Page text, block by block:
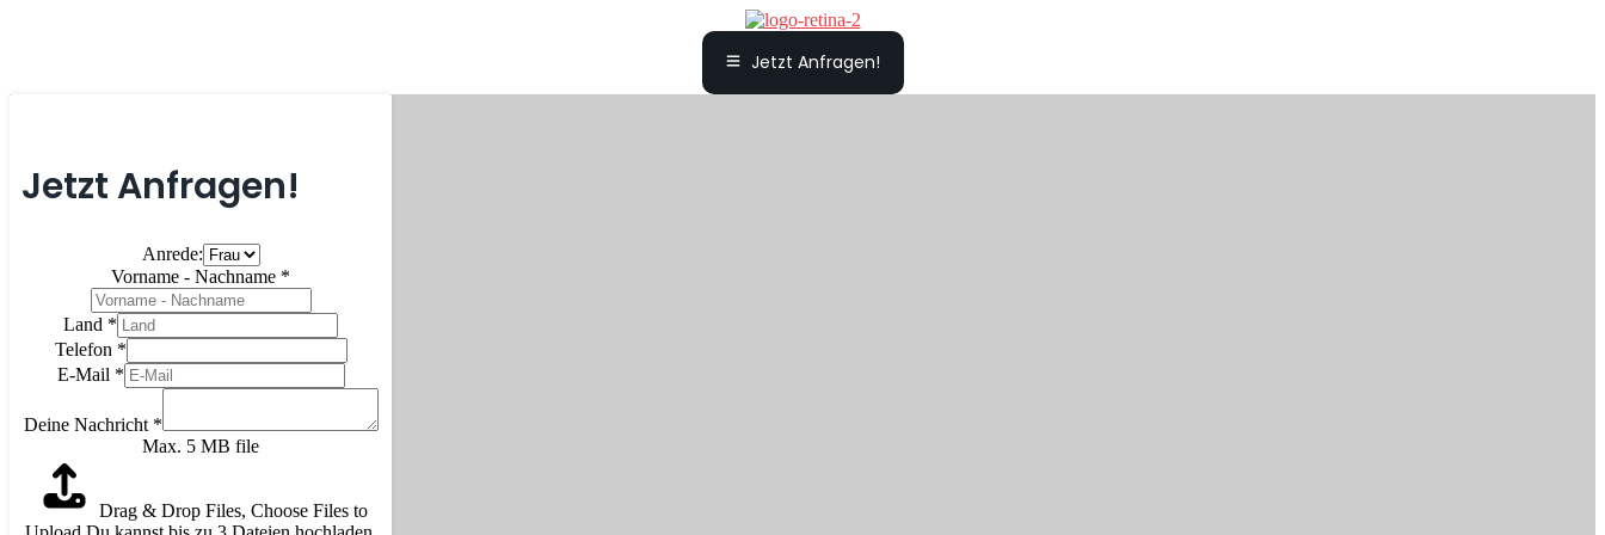
Jetzt Anfragen!
Jetzt Anfragen!
Anrede:
Vorname - Nachname *
Land *
Telefon *
E-Mail *
Deine Nachricht *
Max. 5 MB file
Drag & Drop Files, Choose Files to